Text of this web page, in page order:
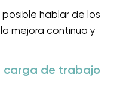
hablar de los
mejora continua y
carga de trabajo